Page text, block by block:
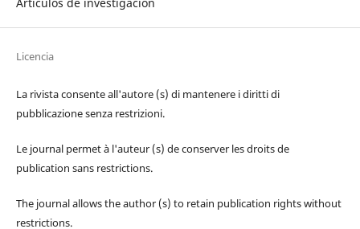
Licencia
La rivista consente all'autore (s) di mantenere i diritti di
pubblicazione senza restrizioni.
Le journal permet à l'auteur (s) de conserver les droits de
publication sans restrictions.
The journal allows the author (s) to retain publication rights without
restrictions.